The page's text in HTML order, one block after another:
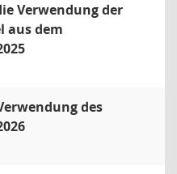
Verwendung der
aus dem
des